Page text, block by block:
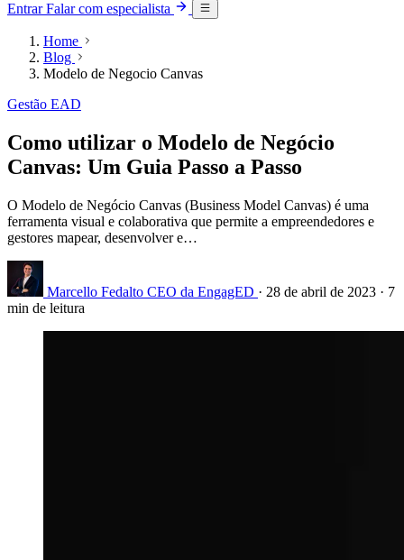
EntrarFalar com especialista
Home
Blog
Modelo de Negocio Canvas
Gestão EAD
Como utilizar o Modelo de Negócio
Canvas: Um Guia Passo a Passo
O Modelo de Negócio Canvas (Business Model Canvas) é uma
ferramenta visual e colaborativa que permite a empreendedores e
gestores mapear, desenvolver e…
Marcello Fedalto CEO da EngagED · 28 de abril de 2023 · 7
min de leitura